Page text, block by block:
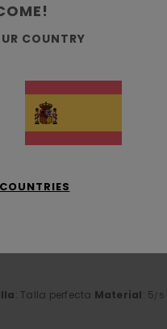
media
desde abril 2026
recomiendan este producto
Demasiado pequeño
Demasiado grande
: Talla perfecta Material: 5/5
COUNTRY